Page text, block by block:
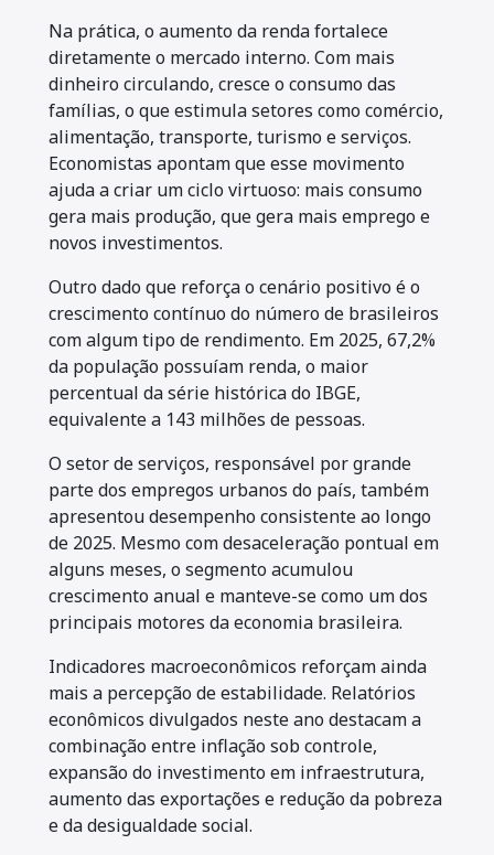
Na prática, o aumento da renda fortalece
diretamente o mercado interno. Com mais
dinheiro circulando, cresce o consumo das
famílias, o que estimula setores como comércio,
alimentação, transporte, turismo e serviços.
Economistas apontam que esse movimento
ajuda a criar um ciclo virtuoso: mais consumo
gera mais produção, que gera mais emprego e
novos investimentos.
Outro dado que reforça o cenário positivo é o
crescimento contínuo do número de brasileiros
com algum tipo de rendimento. Em 2025, 67,2%
da população possuíam renda, o maior
percentual da série histórica do IBGE,
equivalente a 143 milhões de pessoas.
O setor de serviços, responsável por grande
parte dos empregos urbanos do país, também
apresentou desempenho consistente ao longo
de 2025. Mesmo com desaceleração pontual em
alguns meses, o segmento acumulou
crescimento anual e manteve-se como um dos
principais motores da economia brasileira.
Indicadores macroeconômicos reforçam ainda
mais a percepção de estabilidade. Relatórios
econômicos divulgados neste ano destacam a
combinação entre inflação sob controle,
expansão do investimento em infraestrutura,
aumento das exportações e redução da pobreza
e da desigualdade social.